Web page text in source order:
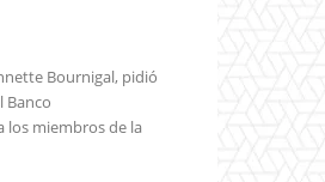
Bournigal, pidió
Banco
los miembros de la